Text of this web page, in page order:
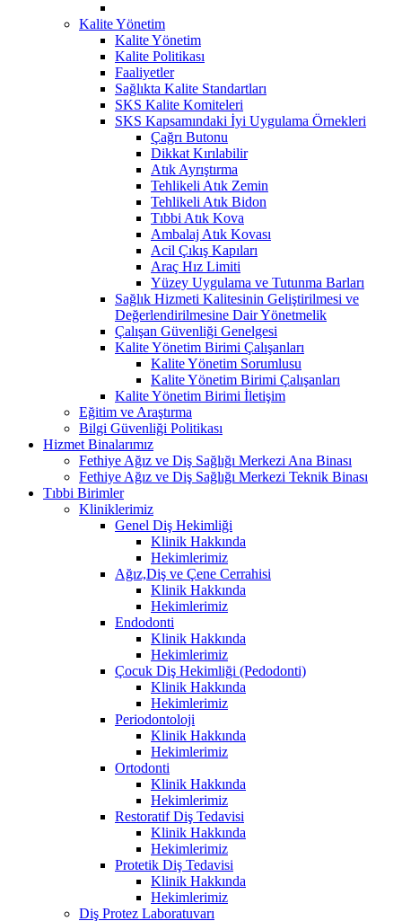
Kalite Yönetim
Kalite Yönetim
Kalite Politikası
Faaliyetler
Sağlıkta Kalite Standartları
SKS Kalite Komiteleri
SKS Kapsamındaki İyi Uygulama Örnekleri
Çağrı Butonu
Dikkat Kırılabilir
Atık Ayrıştırma
Tehlikeli Atık Zemin
Tehlikeli Atık Bidon
Tıbbi Atık Kova
Ambalaj Atık Kovası
Acil Çıkış Kapıları
Araç Hız Limiti
Yüzey Uygulama ve Tutunma Barları
Sağlık Hizmeti Kalitesinin Geliştirilmesi ve
Değerlendirilmesine Dair Yönetmelik
Çalışan Güvenliği Genelgesi
Kalite Yönetim Birimi Çalışanları
Kalite Yönetim Sorumlusu
Kalite Yönetim Birimi Çalışanları
Kalite Yönetim Birimi İletişim
Eğitim ve Araştırma
Bilgi Güvenliği Politikası
Hizmet Binalarımız
Fethiye Ağız ve Diş Sağlığı Merkezi Ana Binası
Fethiye Ağız ve Diş Sağlığı Merkezi Teknik Binası
Tıbbi Birimler
Kliniklerimiz
Genel Diş Hekimliği
Klinik Hakkında
Hekimlerimiz
Ağız,Diş ve Çene Cerrahisi
Klinik Hakkında
Hekimlerimiz
Endodonti
Klinik Hakkında
Hekimlerimiz
Çocuk Diş Hekimliği (Pedodonti)
Klinik Hakkında
Hekimlerimiz
Periodontoloji
Klinik Hakkında
Hekimlerimiz
Ortodonti
Klinik Hakkında
Hekimlerimiz
Restoratif Diş Tedavisi
Klinik Hakkında
Hekimlerimiz
Protetik Diş Tedavisi
Klinik Hakkında
Hekimlerimiz
Diş Protez Laboratuvarı